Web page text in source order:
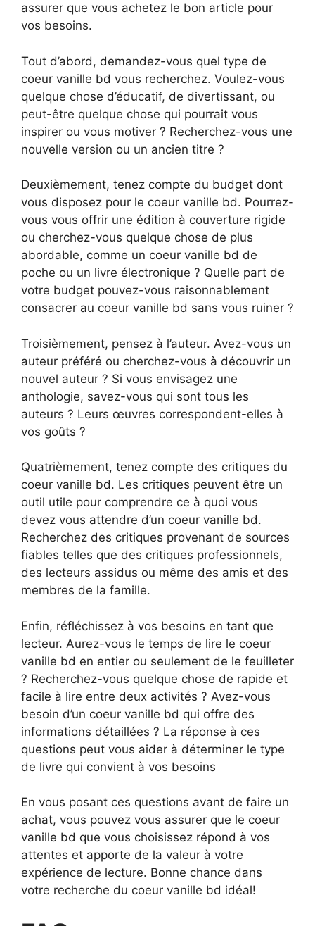
assurer que vous achetez le bon article pour
vos besoins.
Tout d’abord, demandez-vous quel type de
coeur vanille bd vous recherchez. Voulez-vous
quelque chose d’éducatif, de divertissant, ou
peut-être quelque chose qui pourrait vous
inspirer ou vous motiver ? Recherchez-vous une
nouvelle version ou un ancien titre ?
Deuxièmement, tenez compte du budget dont
vous disposez pour le coeur vanille bd. Pourrez-
vous vous offrir une édition à couverture rigide
ou cherchez-vous quelque chose de plus
abordable, comme un coeur vanille bd de
poche ou un livre électronique ? Quelle part de
votre budget pouvez-vous raisonnablement
consacrer au coeur vanille bd sans vous ruiner ?
Troisièmement, pensez à l’auteur. Avez-vous un
auteur préféré ou cherchez-vous à découvrir un
nouvel auteur ? Si vous envisagez une
anthologie, savez-vous qui sont tous les
auteurs ? Leurs œuvres correspondent-elles à
vos goûts ?
Quatrièmement, tenez compte des critiques du
coeur vanille bd. Les critiques peuvent être un
outil utile pour comprendre ce à quoi vous
devez vous attendre d’un coeur vanille bd.
Recherchez des critiques provenant de sources
fiables telles que des critiques professionnels,
des lecteurs assidus ou même des amis et des
membres de la famille.
Enfin, réfléchissez à vos besoins en tant que
lecteur. Aurez-vous le temps de lire le coeur
vanille bd en entier ou seulement de le feuilleter
? Recherchez-vous quelque chose de rapide et
facile à lire entre deux activités ? Avez-vous
besoin d’un coeur vanille bd qui offre des
informations détaillées ? La réponse à ces
questions peut vous aider à déterminer le type
de livre qui convient à vos besoins
En vous posant ces questions avant de faire un
achat, vous pouvez vous assurer que le coeur
vanille bd que vous choisissez répond à vos
attentes et apporte de la valeur à votre
expérience de lecture. Bonne chance dans
votre recherche du coeur vanille bd idéal!